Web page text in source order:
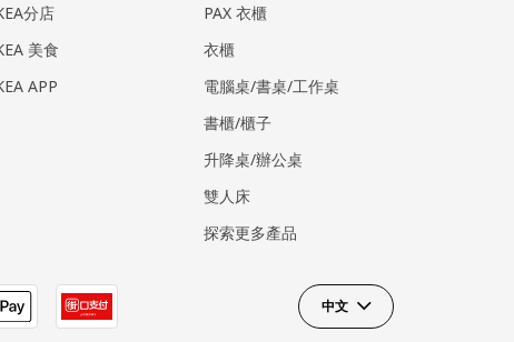
分店
美食
APP
PAX 衣櫃
衣櫃
電腦桌/書桌/工作桌
書櫃/櫃子
升降桌/辦公桌
雙人床
探索更多產品
中文